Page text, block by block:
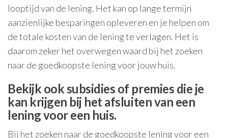
looptijd van de lening. Het kan op lange termijn
aanzienlijke besparingen opleveren en je helpen om
de totale kosten van de lening te verlagen. Het is
daarom zeker het overwegen waard bij het zoeken
naar de goedkoopste lening voor jouw huis.
Bekijk ook subsidies of premies die je
kan krijgen bij het afsluiten van een
lening voor een huis.
Bij het zoeken naar de goedkoopste lening voor een